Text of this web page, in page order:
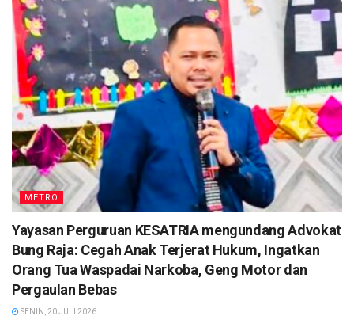
METRO
Yayasan Perguruan KESATRIA mengundang Advokat
Bung Raja: Cegah Anak Terjerat Hukum, Ingatkan
Orang Tua Waspadai Narkoba, Geng Motor dan
Pergaulan Bebas
SENIN, 20 JULI 2026